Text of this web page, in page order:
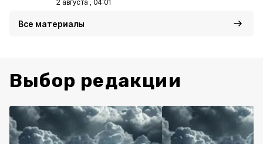
2 августа , 04:01
Все материалы
Выбор редакции